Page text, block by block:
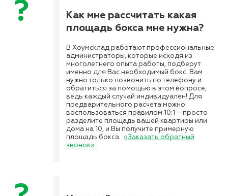
Как мне рассчитать какая
площадь бокса мне нужна?
В Хоумсклад работают профессиональные
администраторы, которые исходя из
многолетнего опыта работы, подберут
именно для Вас необходимый бокс. Вам
нужно только позвонить по телефону и
обратиться за помощью в этом вопросе,
ведь каждый случай индивидуален! Для
предварительного расчета можно
воспользоваться правилом 10:1 – просто
разделите площадь вашей квартиры или
дома на 10, и Вы получите примерную
площадь бокса. «Заказать обратный
звонок»